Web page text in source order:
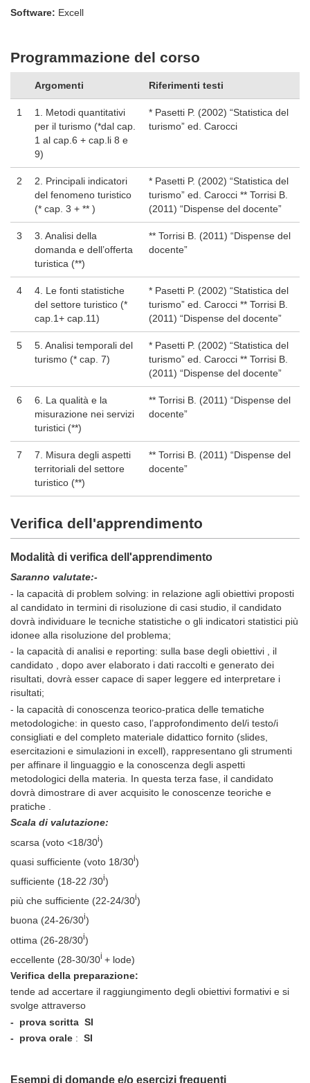
Software: Excell
Programmazione del corso
Argomenti Riferimenti testi
1
1. Metodi quantitativi
per il turismo (*dal cap.
1 al cap.6 + cap.li 8 e
9)
* Pasetti P. (2002) “Statistica del
turismo” ed. Carocci
2
2. Principali indicatori
del fenomeno turistico
(* cap. 3 + ** )
* Pasetti P. (2002) “Statistica del
turismo” ed. Carocci ** Torrisi B.
(2011) “Dispense del docente”
3
3. Analisi della
domanda e dell’offerta
turistica (**)
** Torrisi B. (2011) “Dispense del
docente”
4
4. Le fonti statistiche
del settore turistico (*
cap.1+ cap.11)
* Pasetti P. (2002) “Statistica del
turismo” ed. Carocci ** Torrisi B.
(2011) “Dispense del docente”
5
5. Analisi temporali del
turismo (* cap. 7)
* Pasetti P. (2002) “Statistica del
turismo” ed. Carocci ** Torrisi B.
(2011) “Dispense del docente”
6
6. La qualità e la
misurazione nei servizi
turistici (**)
** Torrisi B. (2011) “Dispense del
docente”
7
7. Misura degli aspetti
territoriali del settore
turistico (**)
** Torrisi B. (2011) “Dispense del
docente”
Verifica dell'apprendimento
Modalità di verifica dell'apprendimento
Saranno valutate:-
- la capacità di problem solving: in relazione agli obiettivi proposti
al candidato in termini di risoluzione di casi studio, il candidato
dovrà individuare le tecniche statistiche o gli indicatori statistici più
idonee alla risoluzione del problema;
- la capacità di analisi e reporting: sulla base degli obiettivi , il
candidato , dopo aver elaborato i dati raccolti e generato dei
risultati, dovrà esser capace di saper leggere ed interpretare i
risultati;
- la capacità di conoscenza teorico-pratica delle tematiche
metodologiche: in questo caso, l’approfondimento del/i testo/i
consigliati e del completo materiale didattico fornito (slides,
esercitazioni e simulazioni in excell), rappresentano gli strumenti
per affinare il linguaggio e la conoscenza degli aspetti
metodologici della materia. In questa terza fase, il candidato
dovrà dimostrare di aver acquisito le conoscenze teoriche e
pratiche .
Scala di valutazione:
scarsa (voto <18/30i)
quasi sufficiente (voto 18/30i)
sufficiente (18-22 /30i)
più che sufficiente (22-24/30i)
buona (24-26/30i)
ottima (26-28/30i)
eccellente (28-30/30i + lode)
Verifica della preparazione:
tende ad accertare il raggiungimento degli obiettivi formativi e si
svolge attraverso
- prova scritta SI
- prova orale : SI
Esempi di domande e/o esercizi frequenti